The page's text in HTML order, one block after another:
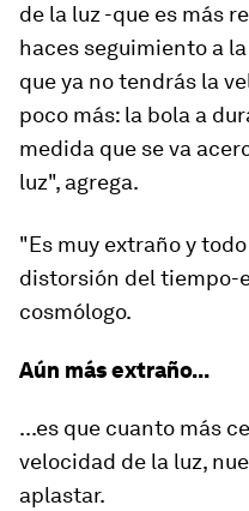
de la luz -que es más
haces seguimiento a
queya no tendrás la
poco más: la bola a
medida que se va
luz", agrega.
"Es muy extraño y
distorsión del tiempo-
cosmólogo.
Aún más extraño...
...es que cuanto más
velocidad de la luz,
aplastar.